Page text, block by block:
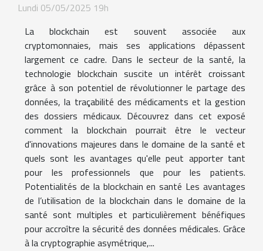
Lundi 05/05/2025 19h
La blockchain est souvent associée aux
cryptomonnaies, mais ses applications dépassent
largement ce cadre. Dans le secteur de la santé, la
technologie blockchain suscite un intérêt croissant
grâce à son potentiel de révolutionner le partage des
données, la traçabilité des médicaments et la gestion
des dossiers médicaux. Découvrez dans cet exposé
comment la blockchain pourrait être le vecteur
d'innovations majeures dans le domaine de la santé et
quels sont les avantages qu'elle peut apporter tant
pour les professionnels que pour les patients.
Potentialités de la blockchain en santé Les avantages
de l’utilisation de la blockchain dans le domaine de la
santé sont multiples et particulièrement bénéfiques
pour accroître la sécurité des données médicales. Grâce
à la cryptographie asymétrique,...